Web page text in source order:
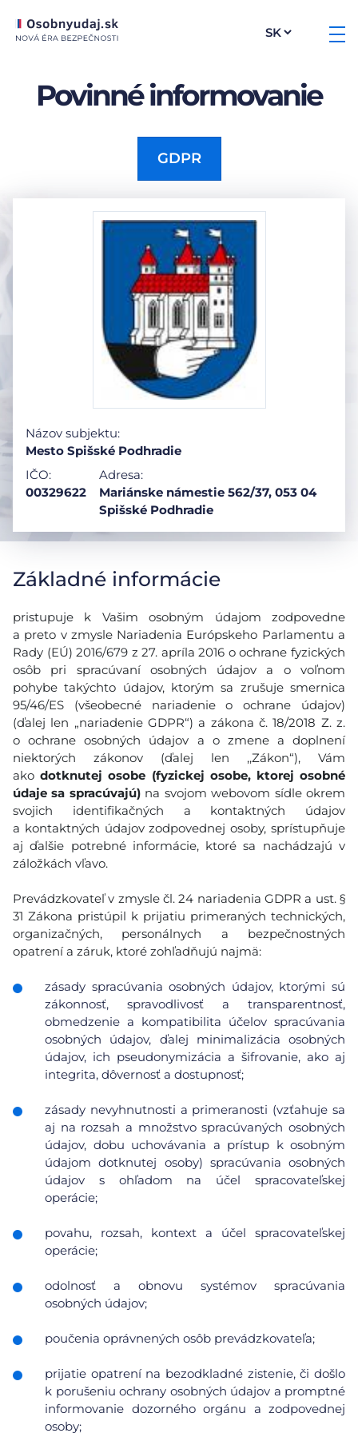
Povinné informovanie
GDPR
Názov subjektu:
Mesto Spišské Podhradie
IČO:
00329622
Adresa:
Mariánske námestie 562/37, 053 04
Spišské Podhradie
Základné informácie
pristupuje k Vašim osobným údajom zodpovedne
a preto v zmysle Nariadenia Európskeho Parlamentu a
Rady (EÚ) 2016/679 z 27. apríla 2016 o ochrane fyzických
osôb pri spracúvaní osobných údajov a o voľnom
pohybe takýchto údajov, ktorým sa zrušuje smernica
95/46/ES (všeobecné nariadenie o ochrane údajov)
(ďalej len „nariadenie GDPR“) a zákona č. 18/2018 Z. z.
o ochrane osobných údajov a o zmene a doplnení
niektorých zákonov (ďalej len ,,Zákon“), Vám
akodotknutej osobe (fyzickej osobe, ktorej osobné
údaje sa spracúvajú)na svojom webovom sídle okrem
svojich identifikačných a kontaktných údajov
a kontaktných údajov zodpovednej osoby, sprístupňuje
aj ďalšie potrebné informácie, ktoré sa nachádzajú v
záložkách vľavo.
Prevádzkovateľ v zmysle čl. 24 nariadenia GDPR a ust. §
31 Zákona pristúpil k prijatiu primeraných technických,
organizačných, personálnych a bezpečnostných
opatrení a záruk, ktoré zohľadňujú najmä:
zásady spracúvania osobných údajov, ktorými sú
zákonnosť, spravodlivosť a transparentnosť,
obmedzenie a kompatibilita účelov spracúvania
osobných údajov, ďalej minimalizácia osobných
údajov, ich pseudonymizácia a šifrovanie, ako aj
integrita, dôvernosť a dostupnosť;
zásady nevyhnutnosti a primeranosti (vzťahuje sa
aj na rozsah a množstvo spracúvaných osobných
údajov, dobu uchovávania a prístup k osobným
údajom dotknutej osoby) spracúvania osobných
údajov s ohľadom na účel spracovateľskej
operácie;
povahu, rozsah, kontext a účel spracovateľskej
operácie;
odolnosť a obnovu systémov spracúvania
osobných údajov;
poučenia oprávnených osôb prevádzkovateľa;
prijatie opatrení na bezodkladné zistenie, či došlo
k porušeniu ochrany osobných údajov a promptné
informovanie dozorného orgánu a zodpovednej
osoby;